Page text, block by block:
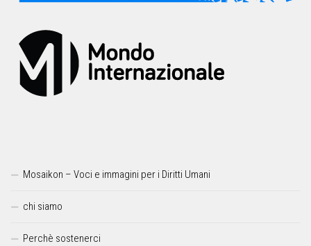
Mosaikon – Voci e immagini per i Diritti Umani
chi siamo
Perchè sostenerci